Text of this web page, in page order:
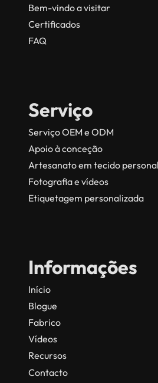
Bem-vindo a visitar
Certificados
FAQ
Serviço
Serviço OEM e ODM
Apoio à conceção
Artesanato em tecido
Fotografia e vídeos
Etiquetagem personalizada
Informações
Início
Blogue
Fabrico
Vídeos
Recursos
Contacto